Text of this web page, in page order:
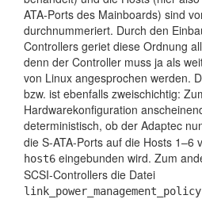
ATA-Ports des Mainboards) sind
durchnummeriert. Durch den
Controllers geriet diese Ordnung
denn der Controller muss ja als
von Linux angesprochen werden.
bzw. ist ebenfalls zweischichtig:
Hardwarekonfiguration
deterministisch, ob der Adaptec
die S-ATA-Ports auf die Hosts 1–6
host6 eingebunden wird. Zum
SCSI-Controllers die Datei
link_power_management_policy